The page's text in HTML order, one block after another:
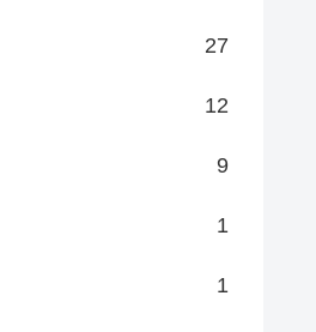
27
12
9
1
1